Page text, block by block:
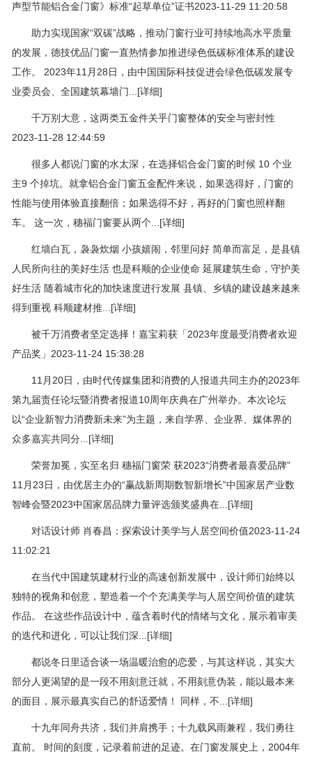
声型节能铝合金门窗》标准“起草单位”证书2023-11-29 11:20:58
助力实现国家“双碳”战略，推动门窗行业可持续地高水平质量
的发展，德技优品门窗一直热情参加推进绿色低碳标准体系的建设
工作。 2023年11月28日，由中国国际科技促进会绿色低碳发展专
业委员会、全国建筑幕墙门...[详细]
千万别大意，这两类五金件关乎门窗整体的安全与密封性
2023-11-28 12:44:59
很多人都说门窗的水太深，在选择铝合金门窗的时候 10 个业
主9 个掉坑。就拿铝合金门窗五金配件来说，如果选得好，门窗的
性能与使用体验直接翻倍；如果选得不好，再好的门窗也照样翻
车。 这一次，穗福门窗要从两个...[详细]
红墙白瓦，袅袅炊烟 小孩嬉闹，邻里问好 简单而富足，是县镇
人民所向往的美好生活 也是科顺的企业使命 延展建筑生命，守护美
好生活 随着城市化的加快速度进行发展 县镇、乡镇的建设越来越来
得到重视 科顺建材推...[详细]
被千万消费者坚定选择！嘉宝莉获「2023年度最受消费者欢迎
产品奖」2023-11-24 15:38:28
11月20日，由时代传媒集团和消费的人报道共同主办的2023年
第九届责任论坛暨消费者报道10周年庆典在广州举办。本次论坛
以“企业新智力消费新未来”为主题，来自学界、企业界、媒体界的
众多嘉宾共同分...[详细]
荣誉加冕，实至名归 穗福门窗荣 获2023“消费者最喜爱品牌”
11月23日，由优居主办的“赢战新周期数智新增长”中国家居产业数
智峰会暨2023中国家居品牌力量评选颁奖盛典在...[详细]
对话设计师 肖春昌：探索设计美学与人居空间价值2023-11-24
11:02:21
在当代中国建筑建材行业的高速创新发展中，设计师们始终以
独特的视角和创意，塑造着一个个充满美学与人居空间价值的建筑
作品。 在这些作品设计中，蕴含着时代的情绪与文化，展示着审美
的迭代和进化，可以让我们深...[详细]
都说冬日里适合谈一场温暖治愈的恋爱，与其这样说，其实大
部分人更渴望的是一段不用刻意迁就，不用刻意伪装，能以最本来
的面目，展示最真实自己的舒适爱情！ 同样，不...[详细]
十九年同舟共济，我们并肩携手；十九载风雨兼程，我们勇往
直前。 时间的刻度，记录着前进的足迹。在门窗发展史上，2004年